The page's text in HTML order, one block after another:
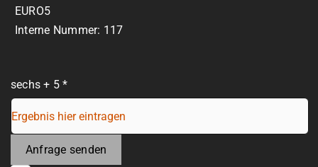
EURO5
Interne Nummer: 117
sechs + 5 *
Anfrage senden